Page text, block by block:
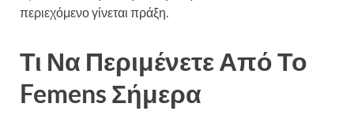
περιεχόμενο γίνεται πράξη.
Τι Να Περιμένετε Από Το
Femens Σήμερα